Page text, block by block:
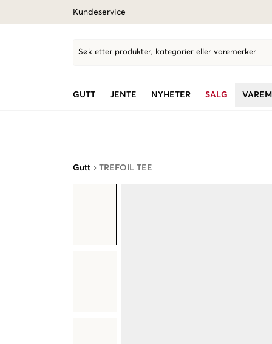
Kundeservice
Søk etter produkter, kategorier eller varemerker
GUTT JENTE NYHETER SALG
Gutt TREFOIL TEE